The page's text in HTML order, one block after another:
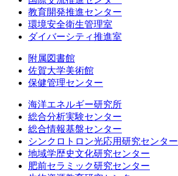
教育開発推進センター
環境安全衛生管理室
ダイバーシティ推進室
附属図書館
佐賀大学美術館
保健管理センター
海洋エネルギー研究所
総合分析実験センター
総合情報基盤センター
シンクロトロン光応用研究センター
地域学歴史文化研究センター
肥前セラミック研究センター